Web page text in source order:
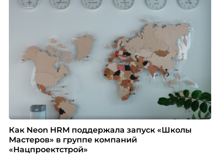
Как Neon HRM поддержала запуск «Школы
Мастеров» в группе компаний
«Нацпроектстрой»